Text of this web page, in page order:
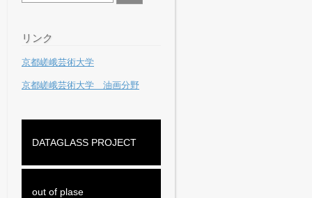
リンク
京都嵯峨芸術大学
京都嵯峨芸術大学 油画分野
DATAGLASS PROJECT
out of plase